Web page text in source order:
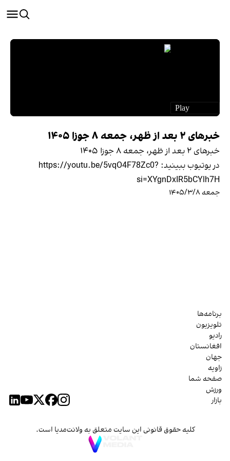
خبرهای ۲ بعد از ظهر، جمعه ۸ جوزا ۱۴۰۵
خبرهای ۲ بعد از ظهر، جمعه ۸ جوزا ۱۴۰۵
در یوتیوب ببینید: https://youtu.be/5vqO4F78Zc0?
si=XYgnDxIR5bCYlh7H
جمعه ۱۴۰۵/۳/۸
برنامه‌ها
تلویزیون
رادیو
افغانستان
جهان
زاویه
صفحه شما
ورزش
بازار
کلیه حقوق قانونی این سایت متعلق به ولانت‌مدیا است.